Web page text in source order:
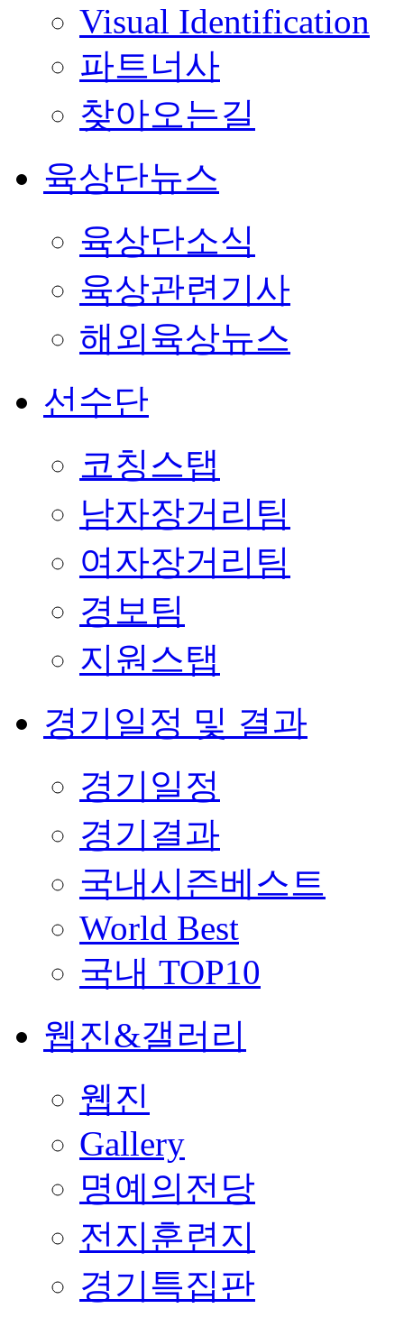
Visual Identification
파트너사
찾아오는길
육상단뉴스
육상단소식
육상관련기사
해외육상뉴스
선수단
코칭스탭
남자장거리팀
여자장거리팀
경보팀
지원스탭
경기일정 및 결과
경기일정
경기결과
국내시즌베스트
World Best
국내 TOP10
웹진&갤러리
웹진
Gallery
명예의전당
전지훈련지
경기특집판